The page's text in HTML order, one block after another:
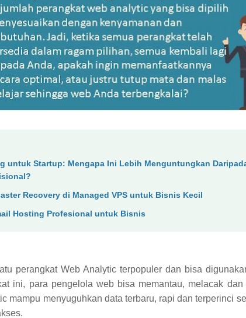
untuk Startup: Mengapa Ini Lebih Menguntungkan
Recovery di Managed VPS untuk Bisnis Kecil
Hosting Profesional untuk Bisnis
perangkat Web Analytic terpopuler dan bisa
ini, para pengelola web bisa memantau, melacak
mampu menyuguhkan data terbaru, rapi dan terperinci